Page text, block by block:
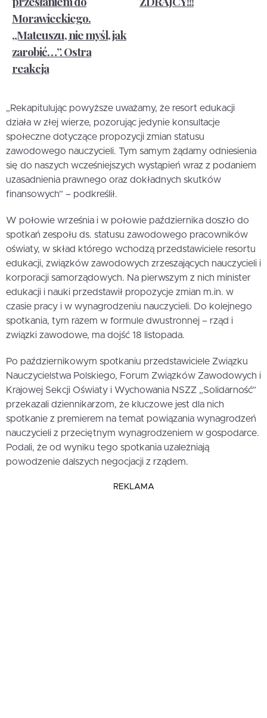
Morawieckiego.
„Mateuszu, nie myśl, jak
zarobić…”. Ostra
reakcja
„Rekapitulując powyższe uważamy, że resort edukacji
działa w złej wierze, pozorując jedynie konsultacje
społeczne dotyczące propozycji zmian statusu
zawodowego nauczycieli. Tym samym żądamy odniesienia
się do naszych wcześniejszych wystąpień wraz z podaniem
uzasadnienia prawnego oraz dokładnych skutków
finansowych” – podkreślił.
W połowie września i w połowie października doszło do
spotkań zespołu ds. statusu zawodowego pracowników
oświaty, w skład którego wchodzą przedstawiciele resortu
edukacji, związków zawodowych zrzeszających nauczycieli i
korporacji samorządowych. Na pierwszym z nich minister
edukacji i nauki przedstawił propozycje zmian m.in. w
czasie pracy i w wynagrodzeniu nauczycieli. Do kolejnego
spotkania, tym razem w formule dwustronnej – rząd i
związki zawodowe, ma dojść 18 listopada.
Po październikowym spotkaniu przedstawiciele Związku
Nauczycielstwa Polskiego, Forum Związków Zawodowych i
Krajowej Sekcji Oświaty i Wychowania NSZZ „Solidarność”
przekazali dziennikarzom, że kluczowe jest dla nich
spotkanie z premierem na temat powiązania wynagrodzeń
nauczycieli z przeciętnym wynagrodzeniem w gospodarce.
Podali, że od wyniku tego spotkania uzależniają
powodzenie dalszych negocjacji z rządem.
REKLAMA